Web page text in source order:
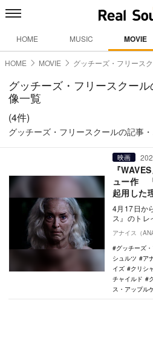
HOME MUSIC MOVIE
HOME MOVIE グッチーズ・フリース
グッチーズ・フリースクー
像一覧
(4件)
グッチーズ・フリースクールの記事
映画
『
ュー作
起用した
4月17日か
ス』のト
された…
アナイス（
グッチーズ
シュルツ
ア
イズ
クリシ
チャイルド
ス・アップル